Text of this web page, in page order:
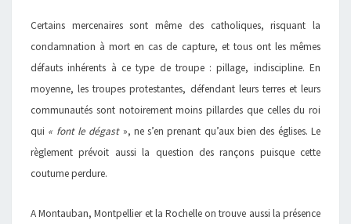
Certains mercenaires sont même des catholiques, risquant la
condamnation à mort en cas de capture, et tous ont les mêmes
défauts inhérents à ce type de troupe : pillage, indiscipline. En
moyenne, les troupes protestantes, défendant leurs terres et leurs
communautés sont notoirement moins pillardes que celles du roi
qui « font le dégast», ne s’en prenant qu’aux bien des églises. Le
règlement prévoit aussi la question des rançons puisque cette
coutume perdure.
A Montauban, Montpellier et la Rochelle on trouve aussi la présence